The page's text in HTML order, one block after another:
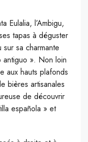
Eulalia, l’Ambigu,
tapas à déguster
sa charmante
». Non loin
aux hauts plafonds
bières artisanales
de découvrir
española » et